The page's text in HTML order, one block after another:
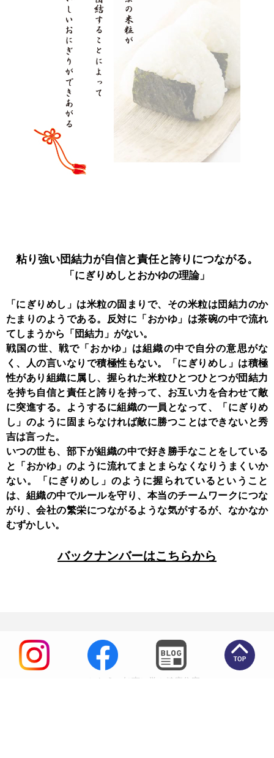
粘り強い団結力が自信と責任と誇りにつながる。
「にぎりめしとおかゆの理論」
「にぎりめし」は米粒の固まりで、その米粒は団結力のか
たまりのようである。反対に「おかゆ」は茶碗の中で流れ
てしまうから「団結力」がない。
戦国の世、戦で「おかゆ」は組織の中で自分の意思がな
く、人の言いなりで積極性もない。「にぎりめし」は積極
性があり組織に属し、握られた米粒ひとつひとつが団結力
を持ち自信と責任と誇りを持って、お互い力を合わせて敵
に突進する。ようするに組織の一員となって、「にぎりめ
し」のように固まらなければ敵に勝つことはできないと秀
吉は言った。
いつの世も、部下が組織の中で好き勝手なことをしている
と「おかゆ」のように流れてまとまらなくなりうまくいか
ない。「にぎりめし」のように握られているということ
は、組織の中でルールを守り、本当のチームワークにつな
がり、会社の繁栄につながるような気がするが、なかなか
むずかしい。
バックナンバーはこちらから
いにしえの知恵に学ぶ健康住宅